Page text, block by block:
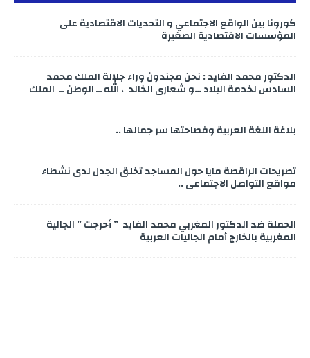
كورونا بين الواقع الاجتماعي و التحديات الاقتصادية على
المؤسسات الاقتصادية الصغيرة
الدكتور محمد الفايد : نحن مجندون وراء جلالة الملك محمد
السادس لخدمة البلاد …و شعاري الخالد ، الله ــ الوطن ــ الملك
بلاغة اللغة العربية وفصاحتها سر جمالها ..
تصريحات الراقصة مايا حول المساجد تخلق الجدل لدى نشطاء
مواقع التواصل الاجتماعي ..
الحملة ضد الدكتور المغربي محمد الفايد ” أحرجت ” الجالية
المغربية بالخارج أمام الجاليات العربية